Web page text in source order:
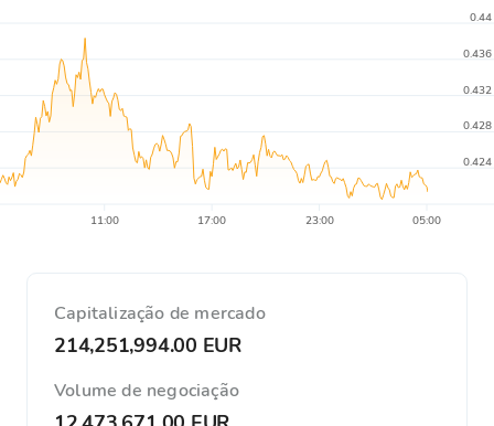
11:00 17:00 23:00 05:00
0.424
0.428
0.432
0.436
0.44
Capitalização de mercado
214,251,994.00 EUR
Volume de negociação